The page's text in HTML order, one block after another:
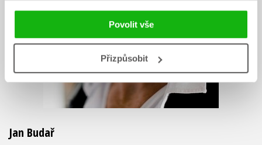
Povolit vše
Přizpůsobit
Jan Budař